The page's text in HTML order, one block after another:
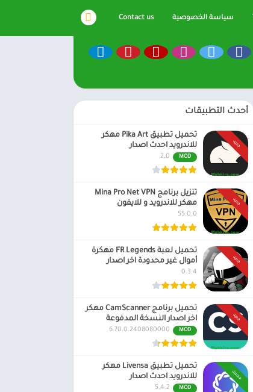
سياسة الخصوصية Contact us
أحدث التطبيقات
جديد
تحميل تطبيق Pika Art مهكر
للاندرويد احدث اصدار
MOD
2.0
جديد
تنزيل برنامج Mina Pro Net VPN
مهكر للاندرويد و للايفون
55.0.0
جديد
تحميل لعبة FR Legends مهكرة
أموال غير محدودة اخر اصدار
0.3.4
جديد
تحميل برنامج CamScanner مهكر
اخر اصدار النسخة المدفوعة
MOD
6.70.0.2408080000
محدث
تحميل تطبيق Livensa مهكر
للاندرويد احدث اصدار
MOD
5.4.2